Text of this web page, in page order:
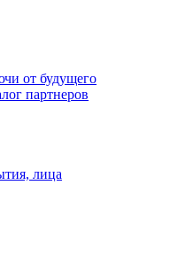
от будущего
партнеров
лица